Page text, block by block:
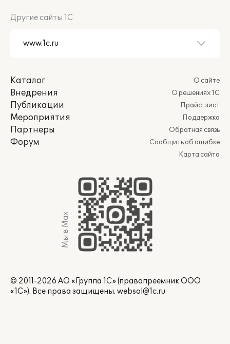
Другие сайты 1С
Каталог
Внедрения
Публикации
Мероприятия
Партнеры
Форум
О сайте
О решениях 1С
Прайс-лист
Поддержка
Обратная связь
Сообщить об ошибке
Карта сайта
Мы в Max
© 2011-2026 АО «Группа 1С» (правопреемник ООО
«1С»). Все права защищены. websol@1c.ru